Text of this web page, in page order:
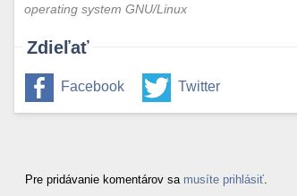
operating system GNU/Linux
Zdieľať
Facebook Twitter
Pre pridávanie komentárov sa musíte prihlásiť